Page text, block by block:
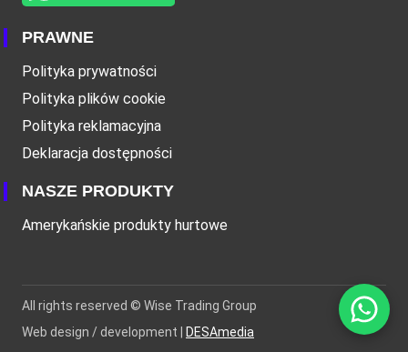
PRAWNE
Polityka prywatności
Polityka plików cookie
Polityka reklamacyjna
Deklaracja dostępności
NASZE PRODUKTY
Amerykańskie produkty hurtowe
All rights reserved © Wise Trading Group
Web design / development |
DESAmedia